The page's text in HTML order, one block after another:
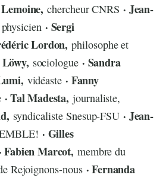
chercheur CNRS· Jean-
physicien · Sergi
Lordon, philosophe et
sociologue · Sandra
vidéaste· Fanny
· Tal Madesta, journaliste,
syndicaliste Snesup-FSU· Jean-
· Gilles
Fabien Marcot, membre du
Rejoignons-nous · Fernanda